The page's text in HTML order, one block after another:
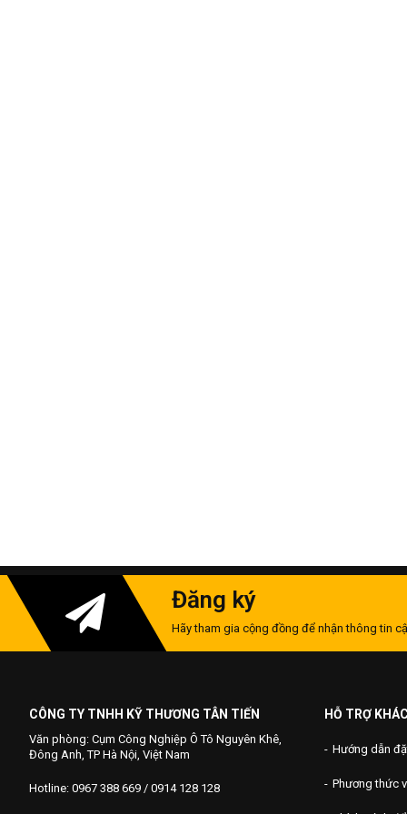
Đăng ký
Hãy tham gia cộng đồng để nhận thông tin
CÔNG TY TNHH KỸ THƯƠNG TÂN TIẾN
Văn phòng: Cụm Công Nghiệp Ô Tô Nguyên Khê,
Đông Anh, TP Hà Nội, Việt Nam
Hotline: 0967 388 669 / 0914 128 128
HỖ TRỢ
Hướng dẫn
Phương thức